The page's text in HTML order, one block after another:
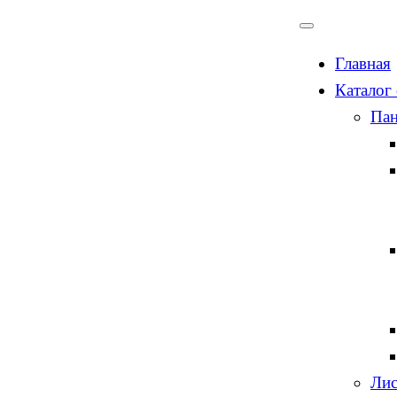
Главная